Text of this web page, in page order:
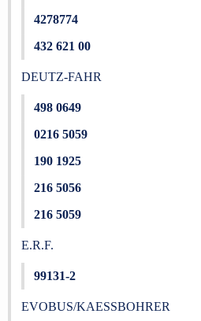
4278774
432 621 00
DEUTZ-FAHR
498 0649
0216 5059
190 1925
216 5056
216 5059
E.R.F.
99131-2
EVOBUS/KAESSBOHRER